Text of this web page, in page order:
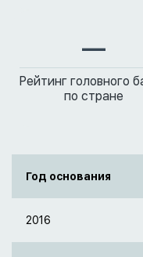
—
Рейтинг головного
по стране
Год основания
2016